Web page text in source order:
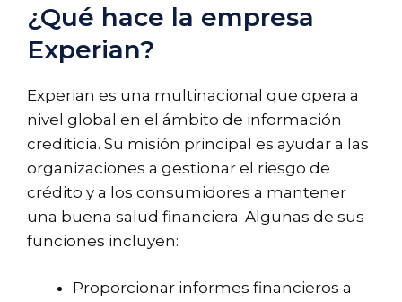
¿Qué hace la empresa
Experian?
Experian es una multinacional que opera a
nivel global en el ámbito de información
crediticia. Su misión principal es ayudar a las
organizaciones a gestionar el riesgo de
crédito y a los consumidores a mantener
una buena salud financiera. Algunas de sus
funciones incluyen:
Proporcionar informes financieros a